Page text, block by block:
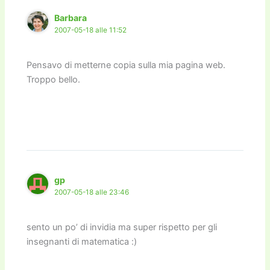
k
Barbara
2007-05-18 alle 11:52
Pensavo di metterne copia sulla mia pagina web.
Troppo bello.
gp
2007-05-18 alle 23:46
sento un po’ di invidia ma super rispetto per gli
insegnanti di matematica :)